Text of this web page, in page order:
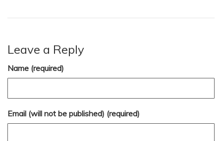
Leave a Reply
Name (required)
Email (will not be published) (required)